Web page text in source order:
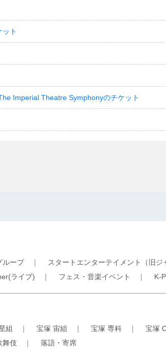
ト
Imperial Theatre Symphonyのチケット
ループ｜ スタートエンターテイメント（旧ジ
ライブ) ｜ フェス・音楽イベント ｜ K-
組 ｜ 宝塚 宙組 ｜ 宝塚 専科 ｜ 宝塚
舞伎 ｜ 落語・寄席